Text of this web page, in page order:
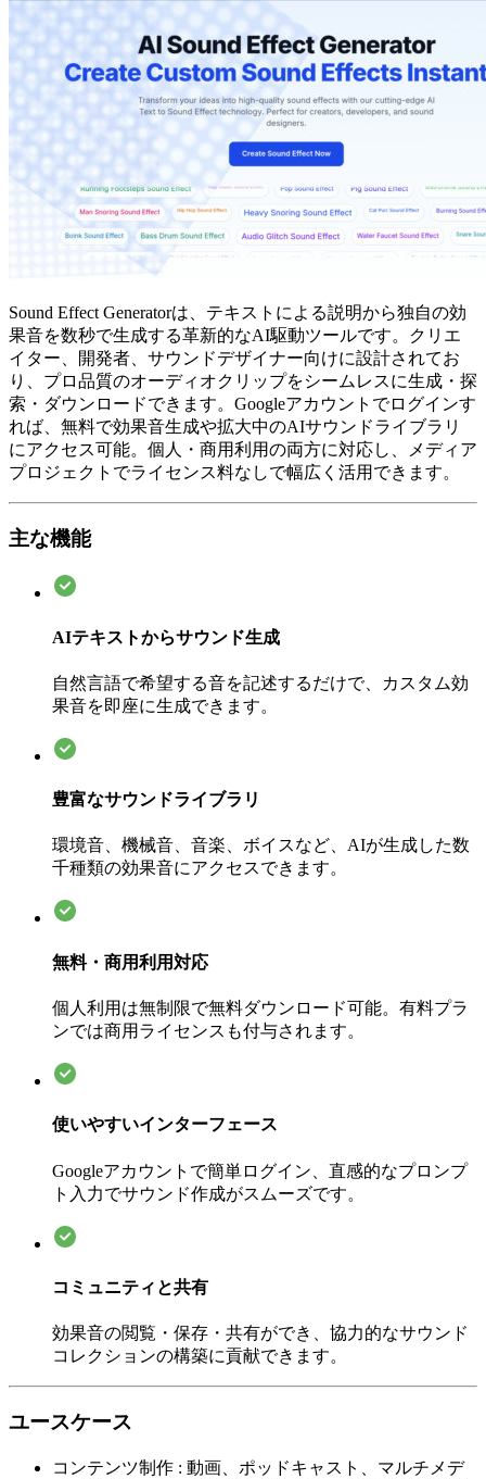
Sound Effect Generatorは、テキストによる説明から独自の効
果音を数秒で生成する革新的なAI駆動ツールです。クリエ
イター、開発者、サウンドデザイナー向けに設計されてお
り、プロ品質のオーディオクリップをシームレスに生成・探
索・ダウンロードできます。Googleアカウントでログインす
れば、無料で効果音生成や拡大中のAIサウンドライブラリ
にアクセス可能。個人・商用利用の両方に対応し、メディア
プロジェクトでライセンス料なしで幅広く活用できます。
主な機能
AIテキストからサウンド生成
自然言語で希望する音を記述するだけで、カスタム効
果音を即座に生成できます。
豊富なサウンドライブラリ
環境音、機械音、音楽、ボイスなど、AIが生成した数
千種類の効果音にアクセスできます。
無料・商用利用対応
個人利用は無制限で無料ダウンロード可能。有料プラ
ンでは商用ライセンスも付与されます。
使いやすいインターフェース
Googleアカウントで簡単ログイン、直感的なプロンプ
ト入力でサウンド作成がスムーズです。
コミュニティと共有
効果音の閲覧・保存・共有ができ、協力的なサウンド
コレクションの構築に貢献できます。
ユースケース
コンテンツ制作 : 動画、ポッドキャスト、マルチメデ